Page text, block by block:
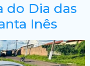
do Dia das
Inês